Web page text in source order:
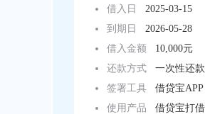
借入日
2025-03-15
到期日
2026-05-28
借入金额
10,000元
还款方式
一次性还款
签署工具
借贷宝APP
使用产品
借贷宝打